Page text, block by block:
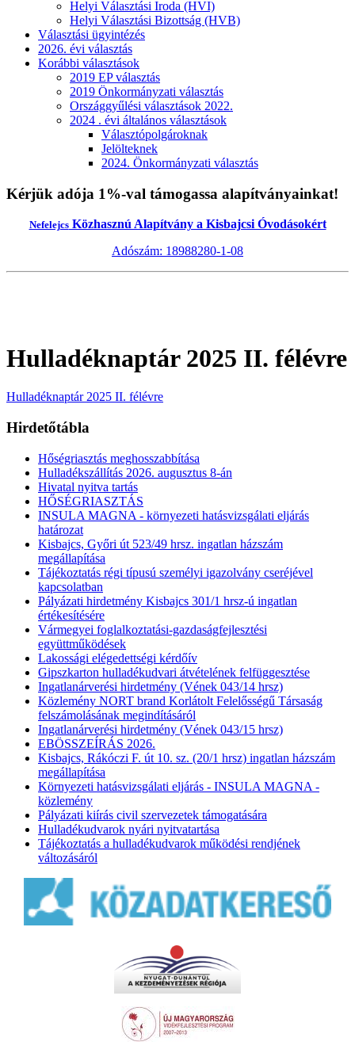
Helyi Választási Iroda (HVI)
Helyi Választási Bizottság (HVB)
Választási ügyintézés
2026. évi választás
Korábbi választások
2019 EP választás
2019 Önkormányzati választás
Országgyűlési választások 2022.
2024 . évi általános választások
Választópolgároknak
Jelölteknek
2024. Önkormányzati választás
Kérjük adója 1%-val támogassa alapítványainkat!
NefelejcsKözhasznú Alapítvány a Kisbajcsi Óvodásokért
Adószám: 18988280-1-08
Hulladéknaptár 2025 II. félévre
Hulladéknaptár 2025 II. félévre
Hirdetőtábla
Hőségriasztás meghosszabbítása
Hulladékszállítás 2026. augusztus 8-án
Hivatal nyitva tartás
HŐSÉGRIASZTÁS
INSULA MAGNA - környezeti hatásvizsgálati eljárás
határozat
Kisbajcs, Győri út 523/49 hrsz. ingatlan házszám
megállapítása
Tájékoztatás régi típusú személyi igazolvány cseréjével
kapcsolatban
Pályázati hirdetmény Kisbajcs 301/1 hrsz-ú ingatlan
értékesítésére
Vármegyei foglalkoztatási-gazdaságfejlesztési
együttműködések
Lakossági elégedettségi kérdőív
Gipszkarton hulladékudvari átvételének felfüggesztése
Ingatlanárverési hirdetmény (Vének 043/14 hrsz)
Közlemény NORT brand Korlátolt Felelősségű Társaság
felszámolásának megindításáról
Ingatlanárverési hirdetmény (Vének 043/15 hrsz)
EBÖSSZEÍRÁS 2026.
Kisbajcs, Rákóczi F. út 10. sz. (20/1 hrsz) ingatlan házszám
megállapítása
Környezeti hatásvizsgálati eljárás - INSULA MAGNA -
közlemény
Pályázati kiírás civil szervezetek támogatására
Hulladékudvarok nyári nyitvatartása
Tájékoztatás a hulladékudvarok működési rendjének
változásáról